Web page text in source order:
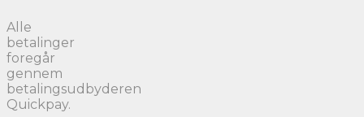
Alle
betalinger
foregår
gennem
betalingsudbyderen
Quickpay.